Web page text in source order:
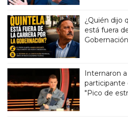
¿Quién dijo
está fuera
Internaron
participante
"Pico de